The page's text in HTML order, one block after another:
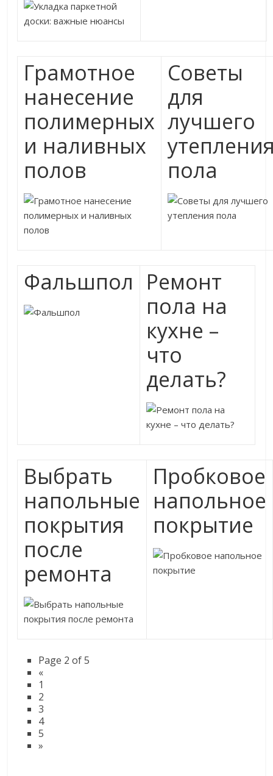
Грамотное
нанесение
полимерных
и наливных
полов
Советы
для
лучшего
пола
Фальшпол Ремонт
пола на
кухне –
что
делать?
Выбрать
напольные
покрытия
после
ремонта
Пробковое
напольное
покрытие
Page 2 of 5
«
1
2
3
4
5
»